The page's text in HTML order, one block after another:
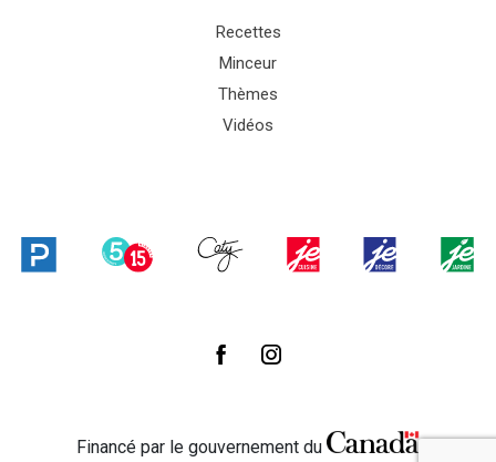
Recettes
Minceur
Thèmes
Vidéos
Financé par le gouvernement du